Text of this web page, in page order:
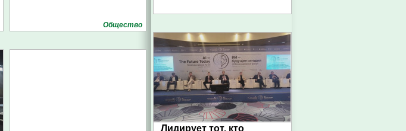
Общество
Лидирует тот, кто